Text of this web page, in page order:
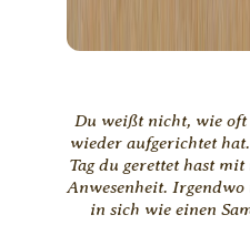
Du weißt nicht, wie oft
wieder aufgerichtet
Tag du gerettet hast
Anwesenheit.
in sich wie einen